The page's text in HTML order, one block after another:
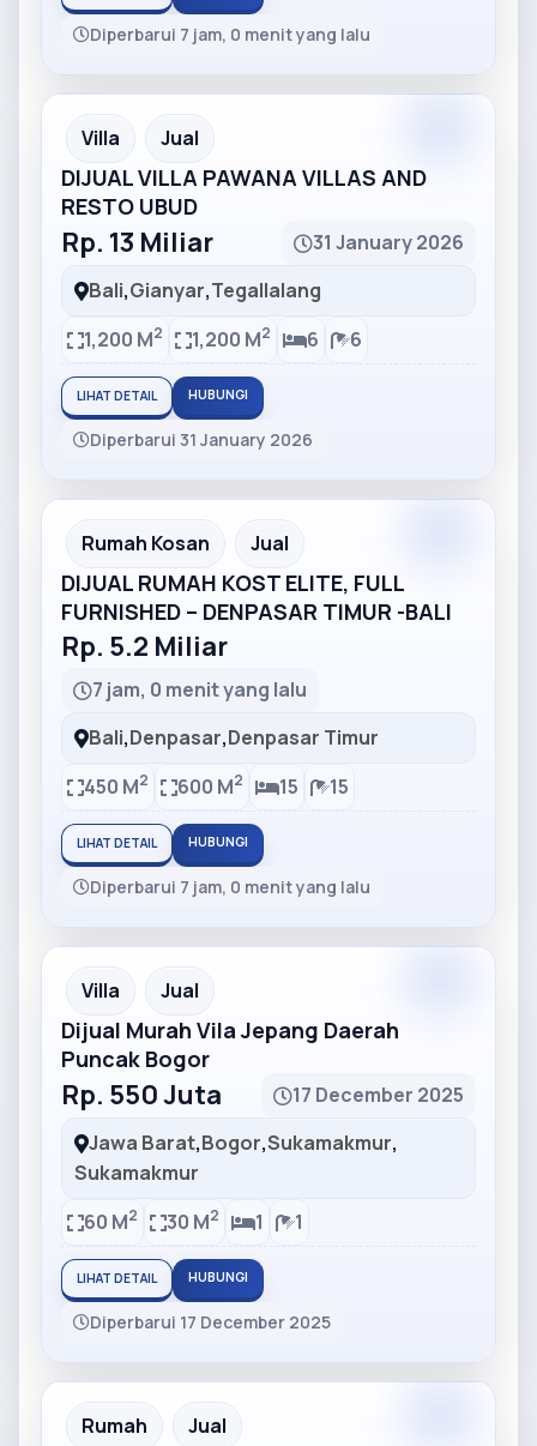
Diperbarui 7 jam, 0 menit yang lalu
Partner Ad
Villa Jual
DIJUAL VILLA PAWANA VILLAS AND
RESTO UBUD
Rp. 13 Miliar
31 January 2026
Bali,Gianyar,Tegallalang
1,200 M2 1,200 M2 6 6
LIHAT DETAIL HUBUNGI
Diperbarui 31 January 2026
Partner Ad
Rumah Kosan Jual
DIJUAL RUMAH KOST ELITE, FULL
FURNISHED – DENPASAR TIMUR -BALI
Rp. 5.2 Miliar
7 jam, 0 menit yang lalu
Bali,Denpasar,Denpasar Timur
450 M2 600 M2 15 15
LIHAT DETAIL HUBUNGI
Diperbarui 7 jam, 0 menit yang lalu
Partner Ad
Villa Jual
Dijual Murah Vila Jepang Daerah
Puncak Bogor
Rp. 550 Juta
17 December 2025
Jawa Barat,Bogor,Sukamakmur,
Sukamakmur
60 M2 30 M2 1 1
LIHAT DETAIL HUBUNGI
Diperbarui 17 December 2025
Partner Ad
Rumah Jual